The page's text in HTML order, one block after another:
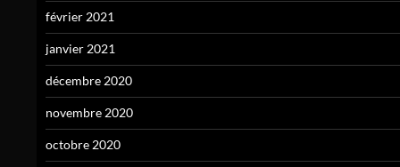
février 2021
janvier 2021
décembre 2020
novembre 2020
octobre 2020